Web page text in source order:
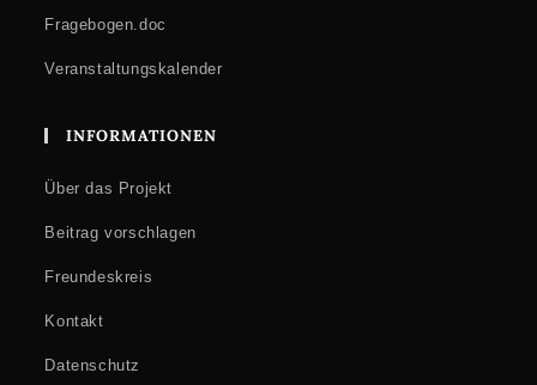
Fragebogen.doc
Veranstaltungskalender
INFORMATIONEN
Über das Projekt
Beitrag vorschlagen
Freundeskreis
Kontakt
Datenschutz